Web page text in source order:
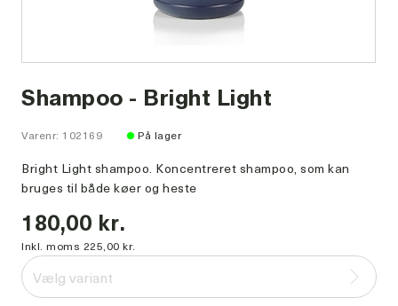
Shampoo - Bright Light
Varenr: 102169 På lager
Bright Light shampoo. Koncentreret shampoo, som kan
bruges til både køer og heste
180,00 kr.
Inkl. moms 225,00 kr.
Vælg variant